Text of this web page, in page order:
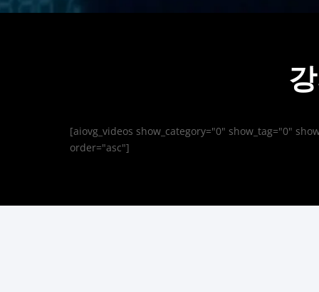
[aiovg_videos show_category="0" show_tag="0"
order="asc"]